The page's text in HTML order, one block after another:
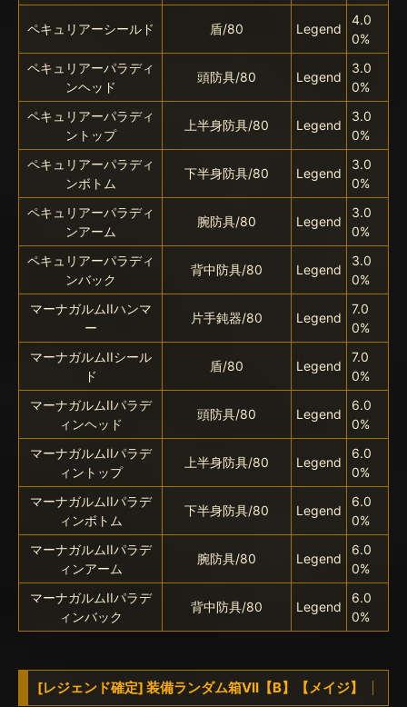
ペキュリアーシールド 盾/80 Legend
4.0
0%
ペキュリアーパラディ
ンヘッド
頭防具/80 Legend
3.0
0%
ペキュリアーパラディ
ントップ
上半身防具/80 Legend
3.0
0%
ペキュリアーパラディ
ンボトム
下半身防具/80 Legend
3.0
0%
ペキュリアーパラディ
ンアーム
腕防具/80 Legend
3.0
0%
ペキュリアーパラディ
ンバック
背中防具/80 Legend
3.0
0%
マーナガルムIIハンマ
ー
片手鈍器/80 Legend
7.0
0%
マーナガルムIIシール
ド
盾/80 Legend
7.0
0%
マーナガルムIIパラデ
ィンヘッド
頭防具/80 Legend
6.0
0%
マーナガルムIIパラデ
ィントップ
上半身防具/80 Legend
6.0
0%
マーナガルムIIパラデ
ィンボトム
下半身防具/80 Legend
6.0
0%
マーナガルムIIパラデ
ィンアーム
腕防具/80 Legend
6.0
0%
マーナガルムIIパラデ
ィンバック
背中防具/80 Legend
6.0
0%
[レジェンド確定] 装備ランダム箱VII【B】【メイジ】